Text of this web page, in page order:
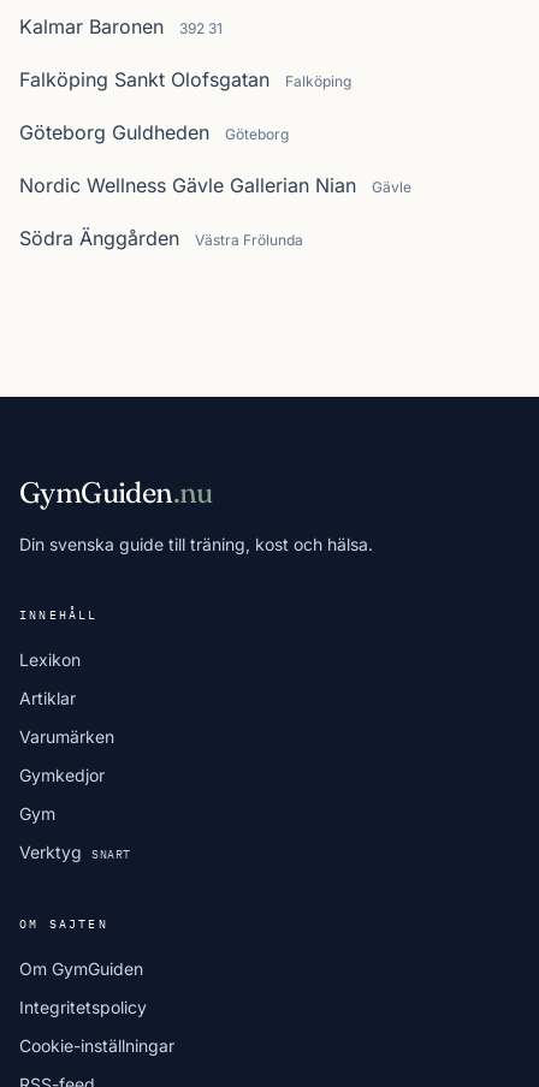
Kalmar Baronen 392 31
Falköping Sankt Olofsgatan Falköping
Göteborg Guldheden Göteborg
Nordic Wellness Gävle Gallerian Nian Gävle
Södra Änggården Västra Frölunda
GymGuiden.nu
Din svenska guide till träning, kost och hälsa.
INNEHÅLL
Lexikon
Artiklar
Varumärken
Gymkedjor
Gym
Verktyg
SNART
OM SAJTEN
Om GymGuiden
Integritetspolicy
Cookie-inställningar